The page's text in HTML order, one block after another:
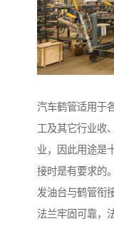
汽车鹤管适用于
工及其它行业收
业，因此用途是
接时是有要求的。
发油台与鹤管衔
法兰牢固可靠，